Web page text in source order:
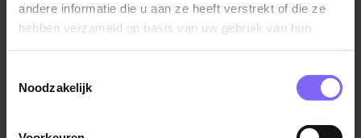
andere informatie die u aan ze heeft verstrekt of die ze
hebben verzameld op basis van uw gebruik van hun
Noodzakelijk
Eindejaarsuitkering (8,33% van het bruto jaarloon)
en vakantiegeld (8% van het brutojaarloon).
Een leer- arbeidsovereenkomst voor de duur van
minimaal 1 jaar. De intentie is natuurlijk dat je je
opleiding bij ons afmaakt. Na diplomering en bij
Landgraaf
Helpende zorg en welzijn